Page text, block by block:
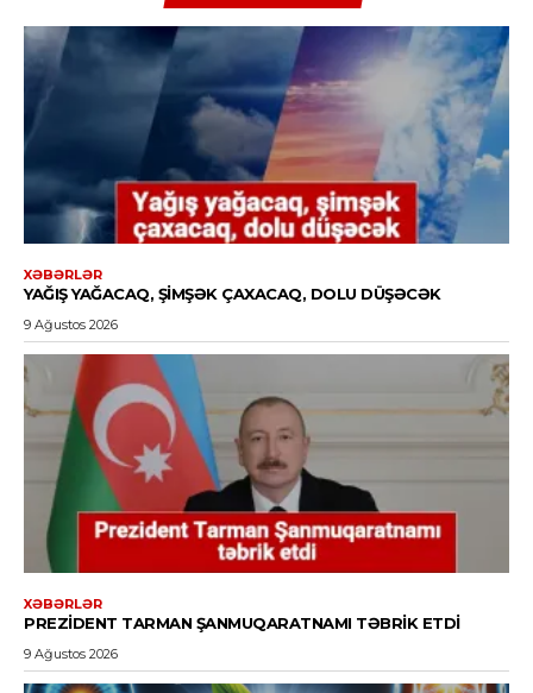
XƏBƏRLƏR
YAĞIŞ YAĞACAQ, ŞIMŞƏK ÇAXACAQ, DOLU DÜŞƏCƏK
9 Ağustos 2026
XƏBƏRLƏR
PREZIDENT TARMAN ŞANMUQARATNAMI TƏBRIK ETDI
9 Ağustos 2026